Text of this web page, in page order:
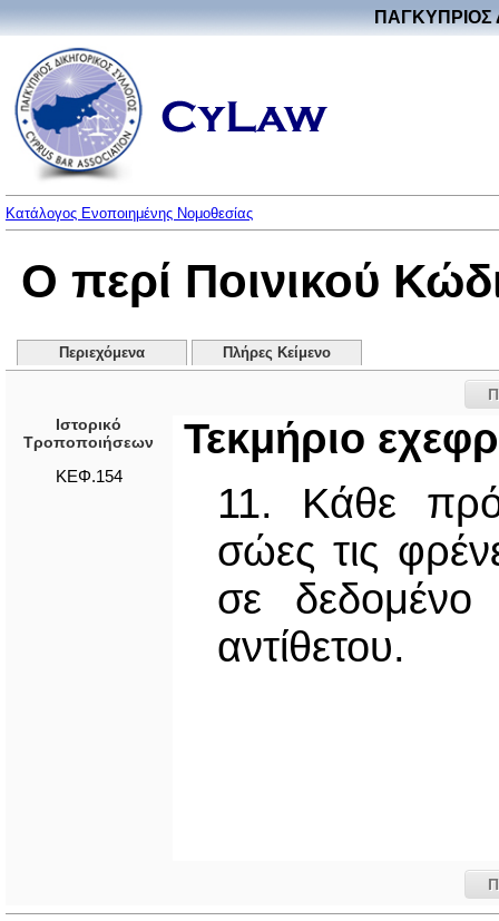
ΠΑΓΚΥΠΡΙΟΣ
Κατάλογος Ενοποιημένης Νομοθεσίας
Ο περί Ποινικού
Περιεχόμενα Πλήρες Κείμενο
Ιστορικό
Τροποποιήσεων
ΚΕΦ.154
Τεκμήριο
11. Κάθε
σώες τις
σε δεδομένο
αντίθετου.